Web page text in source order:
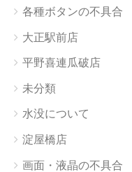
各種ボタンの不具合
大正駅前店
平野喜連瓜破店
未分類
水没について
淀屋橋店
画面・液晶の不具合